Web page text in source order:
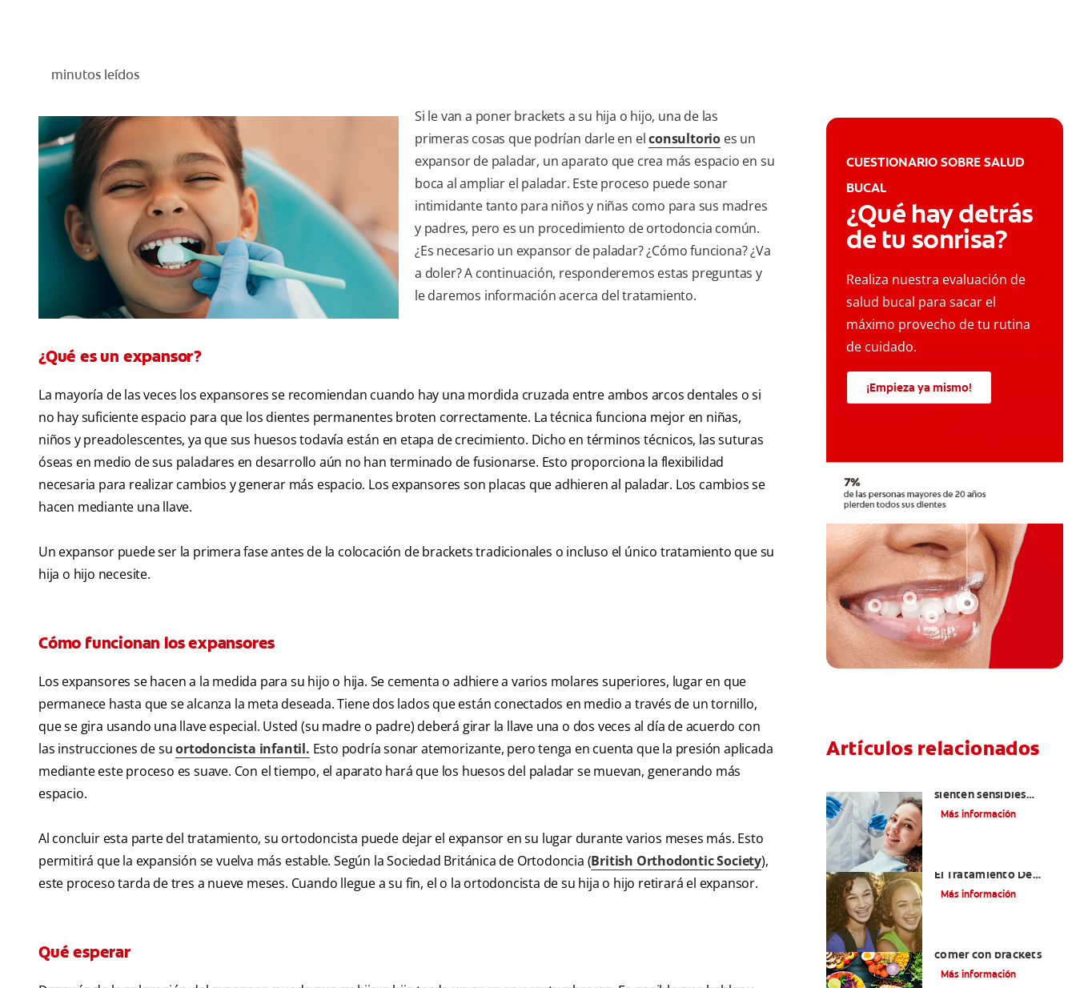
minutos leídos
Si le van a poner brackets a su hija o hijo, una de las
primeras cosas que podrían darle en elconsultorio es un
expansor de paladar, un aparato que crea más espacio en su
boca al ampliar el paladar. Este proceso puede sonar
intimidante tanto para niños y niñas como para sus madres
y padres, pero es un procedimiento de ortodoncia común.
¿Es necesario un expansor de paladar? ¿Cómo funciona? ¿Va
a doler? A continuación, responderemos estas preguntas y
le daremos información acerca del tratamiento.
¿Qué es un expansor?
La mayoría de las veces los expansores se recomiendan cuando hay una mordida cruzada entre ambos arcos dentales o si
no hay suficiente espacio para que los dientes permanentes broten correctamente. La técnica funciona mejor en niñas,
niños y preadolescentes, ya que sus huesos todavía están en etapa de crecimiento. Dicho en términos técnicos, las suturas
óseas en medio de sus paladares en desarrollo aún no han terminado de fusionarse. Esto proporciona la flexibilidad
necesaria para realizar cambios y generar más espacio. Los expansores son placas que adhieren al paladar. Los cambios se
hacen mediante una llave.
Un expansor puede ser la primera fase antes de la colocación de brackets tradicionales o incluso el único tratamiento que su
hija o hijo necesite.
Cómo funcionan los expansores
Los expansores se hacen a la medida para su hijo o hija. Se cementa o adhiere a varios molares superiores, lugar en que
permanece hasta que se alcanza la meta deseada. Tiene dos lados que están conectados en medio a través de un tornillo,
que se gira usando una llave especial. Usted (su madre o padre) deberá girar la llave una o dos veces al día de acuerdo con
las instrucciones de suortodoncista infantil. Esto podría sonar atemorizante, pero tenga en cuenta que la presión aplicada
mediante este proceso es suave. Con el tiempo, el aparato hará que los huesos del paladar se muevan, generando más
espacio.
Al concluir esta parte del tratamiento, su ortodoncista puede dejar el expansor en su lugar durante varios meses más. Esto
permitirá que la expansión se vuelva más estable. Según la Sociedad Británica de Ortodoncia (British Orthodontic Society),
este proceso tarda de tres a nueve meses. Cuando llegue a su fin, el o la ortodoncista de su hija o hijo retirará el expansor.
Qué esperar
CUESTIONARIO SOBRE SALUD
BUCAL
¿Qué hay detrás
de tu sonrisa?
Realiza nuestra evaluación de
salud bucal para sacar el
máximo provecho de tu rutina
de cuidado.
¡Empieza ya mismo!
Artículos relacionados
sienten sensibles
después de una
Más información
El Tratamiento De
Ortodoncia
Más información
comer con brackets
Más información